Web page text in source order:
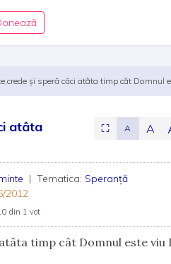
şi speră căci atâta timp cât Domnul
atâta
⛶ A A
| Tematica: Speranță
2012
din 1 vot
timp cât Domnul este viu